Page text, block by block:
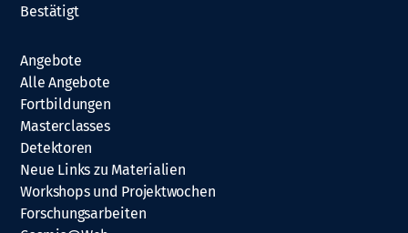
Bestätigt
Angebote
Alle Angebote
Fortbildungen
Masterclasses
Detektoren
Neue Links zu Materialien
Workshops und Projektwochen
Forschungsarbeiten